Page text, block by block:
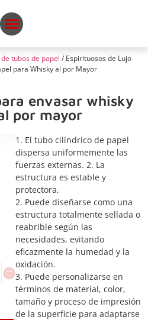
tubos de papel / Espirituosos de Lujo
para Whisky al por Mayor
envasar whisky
por mayor
1. El tubo cilíndrico de papel
dispersa uniformemente las
fuerzas externas. 2. La
estructura es estable y
protectora.
2. Puede diseñarse como una
estructura totalmente sellada o
reabrible según las
necesidades, evitando
eficazmente la humedad y la
oxidación.
3. Puede personalizarse en
términos de material, color,
tamaño y proceso de impresión
de la superficie para adaptarse